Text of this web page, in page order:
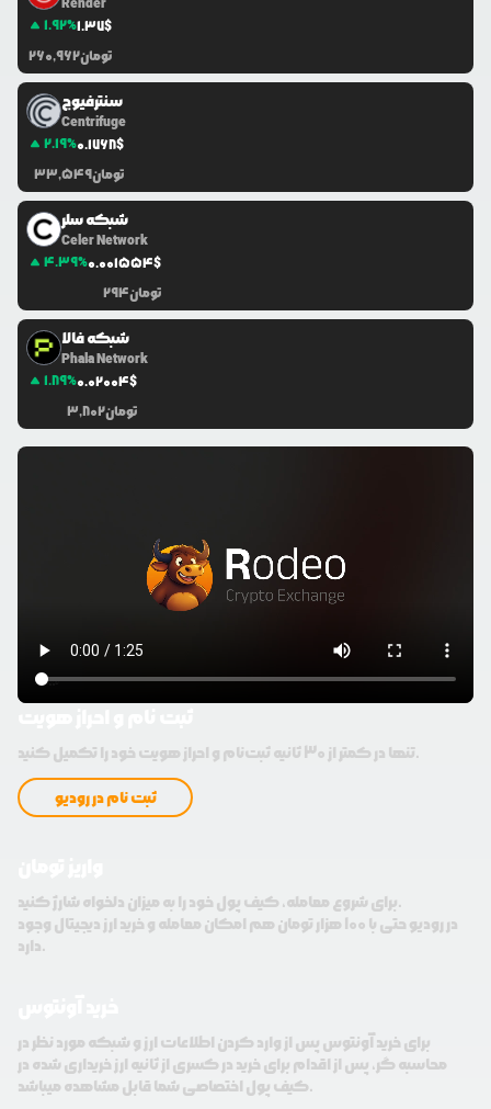
1.92%1.37$
260,962تومان
سنترفیوج
Centrifuge
2.19%0.1768$
33,549تومان
شبکه سلر
Celer Network
4.39%0.001554$
294تومان
شبکه فالا
Phala Network
1.89%0.02004$
3,802تومان
تنها در کمتر از 30 ثانیه ثبت‌نام و احراز هویت خود را تکمیل کنید.
ثبت نام در رودیو
برای شروع معامله، کیف پول خود را به میزان دلخواه شارژ کنید.
در رودیو حتی با 100 هزار تومان هم امکان معامله و خرید ارز دیجیتال وجود
دارد.
برای خرید آونتوس پس از وارد کردن اطلاعات ارز و شبکه مورد نظر در
محاسبه گر، پس از اقدام برای خرید در کسری از ثانیه ارز خریداری شده در
کیف پول اختصاصی شما قابل مشاهده میباشد.